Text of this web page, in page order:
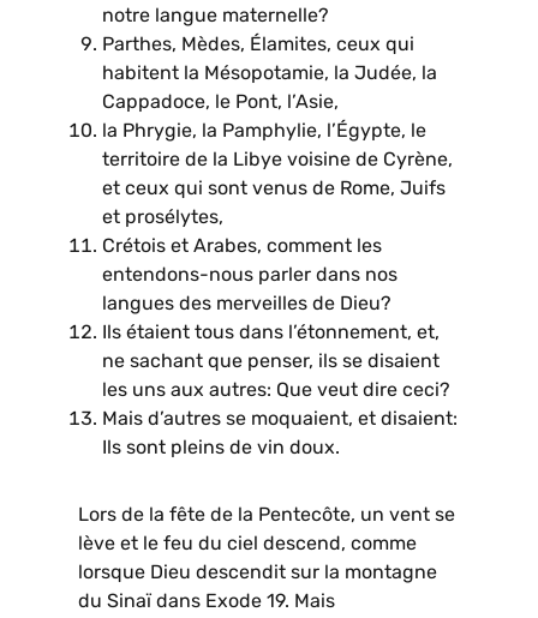
notre langue maternelle?
Parthes, Mèdes, Élamites, ceux qui
habitent la Mésopotamie, la Judée, la
Cappadoce, le Pont, l’Asie,
la Phrygie, la Pamphylie, l’Égypte, le
territoire de la Libye voisine de Cyrène,
et ceux qui sont venus de Rome, Juifs
et prosélytes,
Crétois et Arabes, comment les
entendons-nous parler dans nos
langues des merveilles de Dieu?
Ils étaient tous dans l’étonnement, et,
ne sachant que penser, ils se disaient
les uns aux autres: Que veut dire ceci?
Mais d’autres se moquaient, et disaient:
Ils sont pleins de vin doux.
Lors de la fête de la Pentecôte, un vent se
lève et le feu du ciel descend, comme
lorsque Dieu descendit sur la montagne
du Sinaï dans Exode 19. Mais